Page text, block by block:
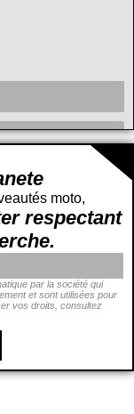
moto,
respectant
par la société qui
et sont utilisées pour
vos droits, consultez